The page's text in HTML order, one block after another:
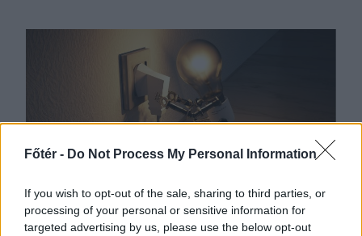
Főtér - Do Not Process My Personal Information
If you wish to opt-out of the sale, sharing to third parties, or
processing of your personal or sensitive information for
targeted advertising by us, please use the below opt-out
2026. AUGUSZTUS 06., CSÜTÖRTÖK